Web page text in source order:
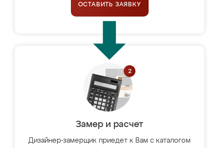
ОСТАВИТЬ ЗАЯВКУ
Замер и расчет
Дизайнер-замерщик приедет к Вам с каталогом